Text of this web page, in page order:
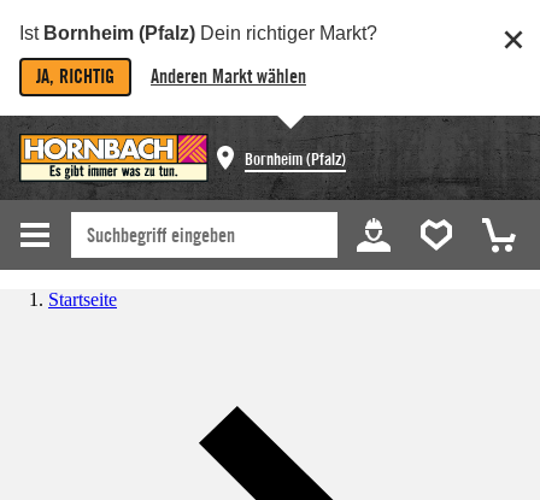
Ist Bornheim (Pfalz) Dein richtiger Markt?
JA, RICHTIG Anderen Markt wählen
Bornheim (Pfalz)
Startseite